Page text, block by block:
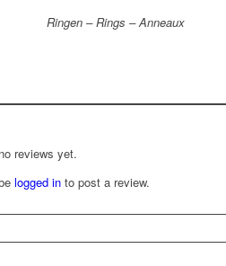
Ringen – Rings – Anneaux
reviews yet.
logged in to post a review.